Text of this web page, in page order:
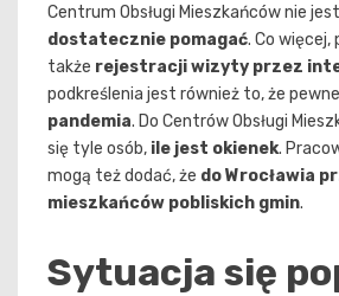
Centrum Obsługi Mieszkańców nie
dostatecznie pomagać. Co
także rejestracji wizyty przez
podkreślenia jest również to, że
pandemia. Do Centrów Obsługi
się tyle osób, ile jest okienek.
mogą też dodać, że do Wrocławia
mieszkańców pobliskich gmin.
Sytuacja się